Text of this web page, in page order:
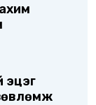
эцэг